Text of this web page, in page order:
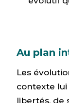
Au plan
Les
contexte
libertés, de